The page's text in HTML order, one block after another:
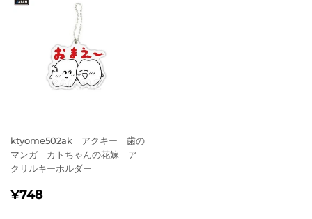
ktyome502ak アクキー 歯の
マンガ カトちゃんの花嫁 ア
クリルキーホルダー
通
¥748